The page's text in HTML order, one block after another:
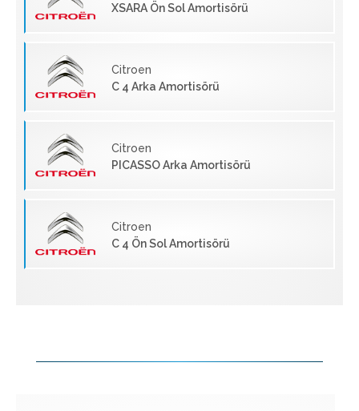
XSARA Ön Sol Amortisörü
Citroen
C 4 Arka Amortisörü
Citroen
PICASSO Arka Amortisörü
Citroen
C 4 Ön Sol Amortisörü